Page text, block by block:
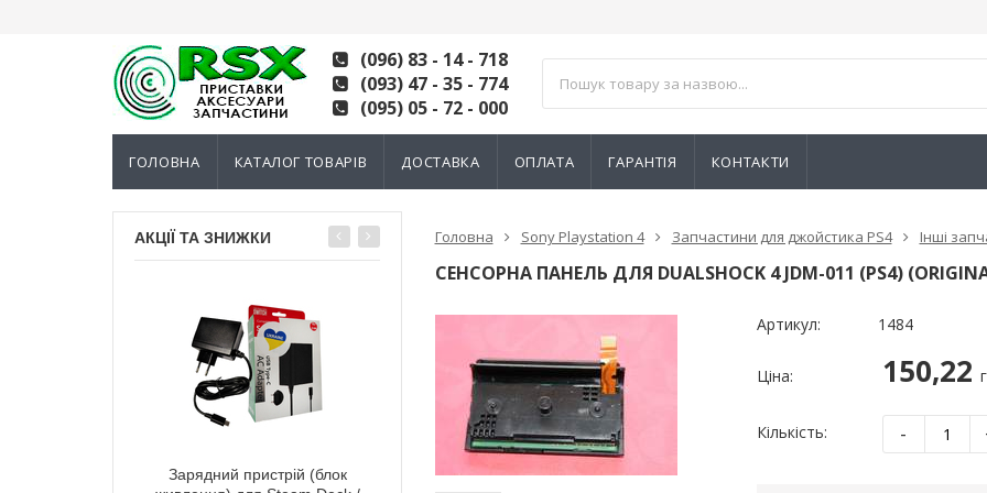
(096) 83 - 14 - 718
(093) 47 - 35 - 774
(095) 05 - 72 - 000
ГОЛОВНА КАТАЛОГ ТОВАРІВ ДОСТАВКА ОПЛАТА ГАРАНТІЯ КОНТАКТИ
АКЦІЇ ТА ЗНИЖКИ
Зарядний пристрій (блок
Електромагнітний 3D механізм
Електромагнітний 3D механізм
Головна Sony Playstation 4 Запчастини для джойстика PS4 Інші
СЕНСОРНА ПАНЕЛЬ ДЛЯ DUALSHOCK 4 JDM-011 (PS4)
Артикул: 1484
Ціна: 150,22
Кількість: -